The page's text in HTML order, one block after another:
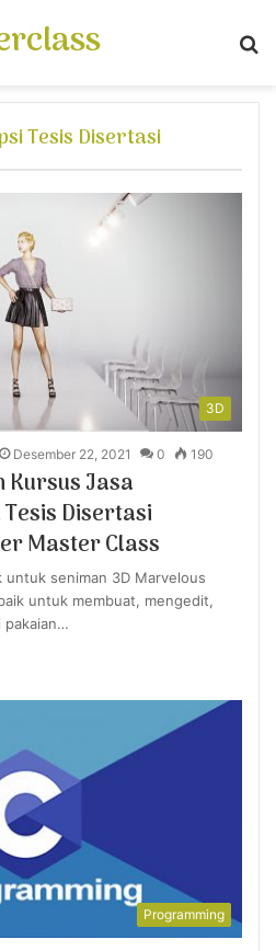
Tesis Disertasi
3D
Desember 22, 2021 0 190
Jasa
Disertasi
Master Class
untuk seniman 3D Marvelous
untuk membuat, mengedit,
pakaian…
Programming